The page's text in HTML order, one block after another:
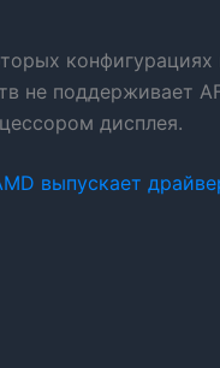
конфигурациях
не поддерживает
дисплея.
выпускает